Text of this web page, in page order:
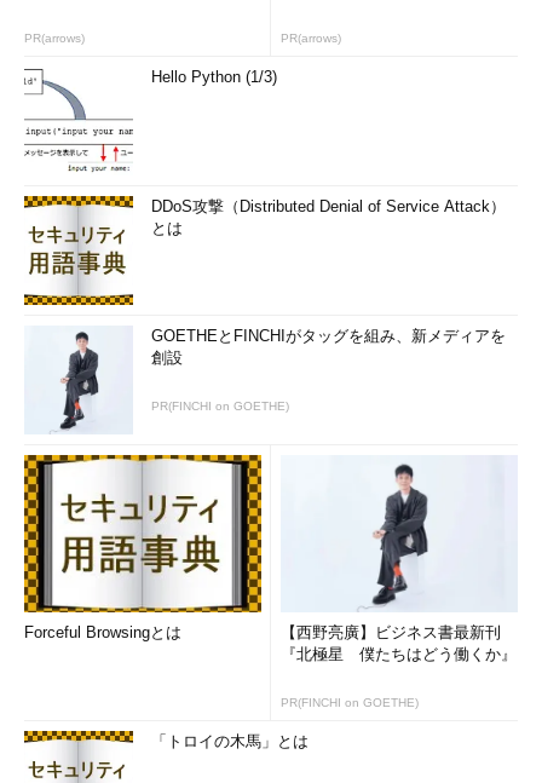
PR(arrows) PR(arrows)
Hello Python (1/3)
DDoS攻撃（Distributed Denial of Service Attack）
とは
GOETHEとFINCHIがタッグを組み、新メディアを
創設
PR(FINCHI on GOETHE)
Forceful Browsingとは
【西野亮廣】ビジネス書最新刊
『北極星 僕たちはどう働くか』
PR(FINCHI on GOETHE)
「トロイの木馬」とは